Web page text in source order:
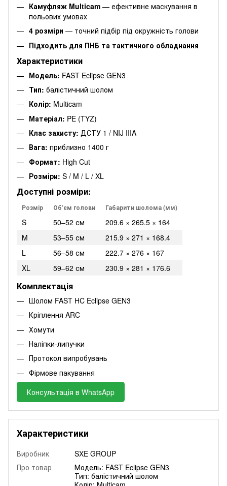
Камуфляж Multicam — ефективне маскування в
польових умовах
4 розміри — точний підбір під окружність голови
Підходить для ПНБ та тактичного обладнання
Характеристики
Модель: FAST Eclipse GEN3
Тип: балістичний шолом
Колір: Multicam
Матеріал: PE (TYZ)
Клас захисту: ДСТУ 1 / NIJ IIIA
Вага: приблизно 1400 г
Формат: High Cut
Розміри: S / M / L / XL
Доступні розміри:
Розмір Об’єм голови Габарити шолома (мм)
S 50–52 см
209.6 × 265.5 × 164
M
53–55 см
215.9 × 271 × 168.4
L
56–58 см
222.7 × 276 × 167
XL
59–62 см 230.9 × 281 × 176.6
Комплектація
Шолом FAST HC Eclipse GEN3
Кріплення ARC
Хомути
Наліпки-липучки
Протокол випробувань
Фірмове пакування
Консультація в WhatsApp
Характеристики
Виробник
SXE GROUP
Про товар
Модель: FAST Eclipse GEN3
Тип: балістичний шолом